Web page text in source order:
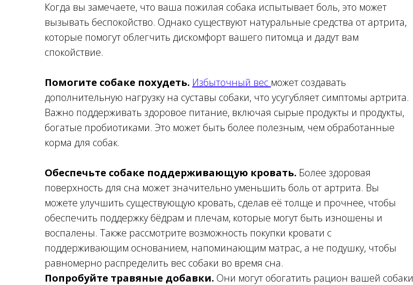
Когда вы замечаете, что ваша пожилая собака испытывает боль, это может
вызывать беспокойство. Однако существуют натуральные средства от артрита,
которые помогут облегчить дискомфорт вашего питомца и дадут вам
спокойствие.
Помогите собаке похудеть. Избыточный вес может создавать
дополнительную нагрузку на суставы собаки, что усугубляет симптомы артрита.
Важно поддерживать здоровое питание, включая сырые продукты и продукты,
богатые пробиотиками. Это может быть более полезным, чем обработанные
корма для собак.
Обеспечьте собаке поддерживающую кровать. Более здоровая
поверхность для сна может значительно уменьшить боль от артрита. Вы
можете улучшить существующую кровать, сделав её толще и прочнее, чтобы
обеспечить поддержку бёдрам и плечам, которые могут быть изношены и
воспалены. Также рассмотрите возможность покупки кровати с
поддерживающим основанием, напоминающим матрас, а не подушку, чтобы
равномерно распределить вес собаки во время сна.
Попробуйте травяные добавки. Они могут обогатить рацион вашей собаки